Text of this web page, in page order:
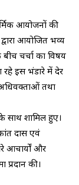
आयोजनों की
आयोजित भव्य
चर्चा का विषय
रहे इस भंडारे में देर
अधिवक्ताओं तथा
साथ शामिल हुए।
दास एवं
आचार्यों और
प्रदान की।